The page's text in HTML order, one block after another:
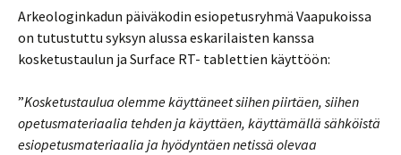
Arkeologinkadun päiväkodin esiopetusryhmä Vaapukoissa
on tutustuttu syksyn alussa eskarilaisten kanssa
kosketustaulun ja Surface RT- tablettien käyttöön:
”Kosketustaulua olemme käyttäneet siihen piirtäen, siihen
opetusmateriaalia tehden ja käyttäen, käyttämällä sähköistä
esiopetusmateriaalia ja hyödyntäen netissä olevaa